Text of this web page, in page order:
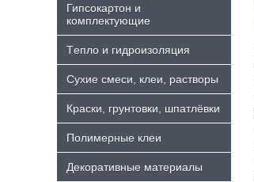
Гипсокартон и
комплектующие
Tепло и гидроизоляция
Сухие смеси, клеи, растворы
Краски, грунтовки, шпатлёвки
Полимерные клеи
Декоративные материалы